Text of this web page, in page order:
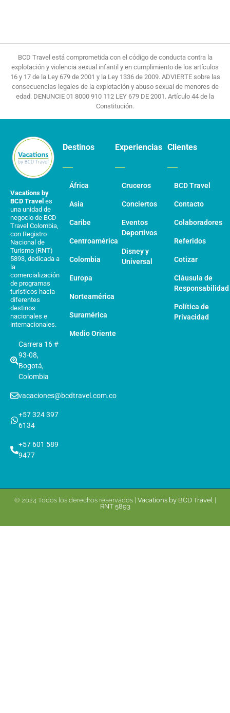
BCD Travel está comprometida con el código de conducta contra la
explotación y violencia sexual infantil y en cumplimiento de los artículos
16 y 17 de la Ley 679 de 2001 y la Ley 1336 de 2009. ADVIERTE sobre las
consecuencias legales de la explotación y abuso sexual de menores de
edad. DENUNCIE 01 8000 910 112 LEY 679 DE 2001. Artículo 44 de la
Constitución.
Vacations by
BCD Travel es
una unidad de
negocio de BCD
Travel Colombia,
con Registro
Nacional de
Turismo (RNT)
5893, dedicada a
la
comercialización
de programas
turísticos hacia
diferentes
destinos
nacionales e
internacionales.
Carrera 16 #
93-08,
Bogotá,
Colombia
vacaciones@bcdtravel.com.co
+57 324 397
6134
+57 601 589
9477
Destinos
África
Asia
Caribe
Centroamérica
Colombia
Europa
Norteamérica
Suramérica
Medio Oriente
Experiencias
Cruceros
Conciertos
Eventos
Deportivos
Disney y
Universal
Clientes
BCD Travel
Contacto
Colaboradores
Referidos
Cotizar
Cláusula de
Responsabilidad
Política de
Privacidad
© 2024 Todos los derechos reservados | Vacations by BCD Travel
RNT 5893